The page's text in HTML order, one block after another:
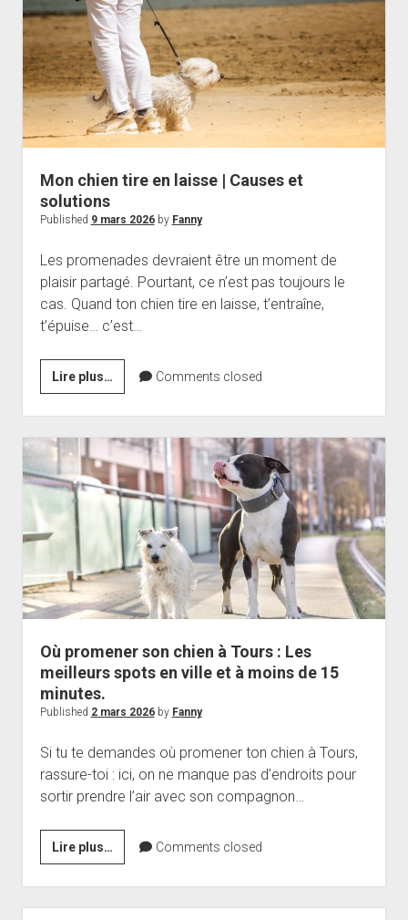
Annecy
?
Mon chien tire en laisse | Causes et
solutions
Published 9 mars 2026by Fanny
Les promenades devraient être un moment de
plaisir partagé. Pourtant, ce n’est pas toujours le
cas. Quand ton chien tire en laisse, t’entraîne,
t’épuise… c’est…
Lire plus…
chien
tire
en
laisse
|
Causes
et
solutions
Comments closed
Où promener son chien à Tours : Les
meilleurs spots en ville et à moins de 15
minutes.
Published 2 mars 2026by Fanny
Si tu te demandes où promener ton chien à Tours,
rassure-toi : ici, on ne manque pas d’endroits pour
sortir prendre l’air avec son compagnon…
Lire plus…
promener
son
chien
Comments closed